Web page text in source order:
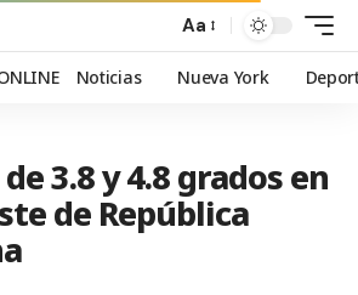
Aa
Noticias Nueva York
3.8 y 4.8 grados en
de República